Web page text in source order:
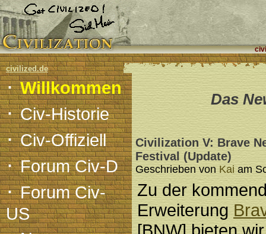
civilized.de
·Willkommen
·Civ-Historie
·Civ-Offiziell
·Forum Civ-D
·Forum Civ-
US
Das
Civilization V: Brave
Festival (Update)
Geschrieben vonKaiam
Zu der
Erweiterung